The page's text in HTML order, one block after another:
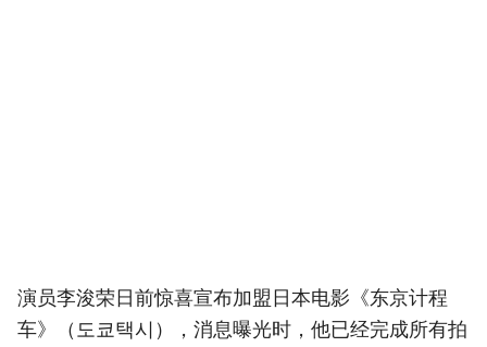
演员李浚荣日前惊喜宣布加盟日本电影《东京计程
车》（도쿄택시），消息曝光时，他已经完成所有拍